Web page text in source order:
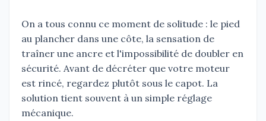
On a tous connu ce moment de solitude : le pied
au plancher dans une côte, la sensation de
traîner une ancre et l'impossibilité de doubler en
sécurité. Avant de décréter que votre moteur
est rincé, regardez plutôt sous le capot. La
solution tient souvent à un simple réglage
mécanique.